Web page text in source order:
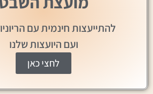
להתייעצות חינמית עם
ועם היועצות שלנו
לחצי כאן